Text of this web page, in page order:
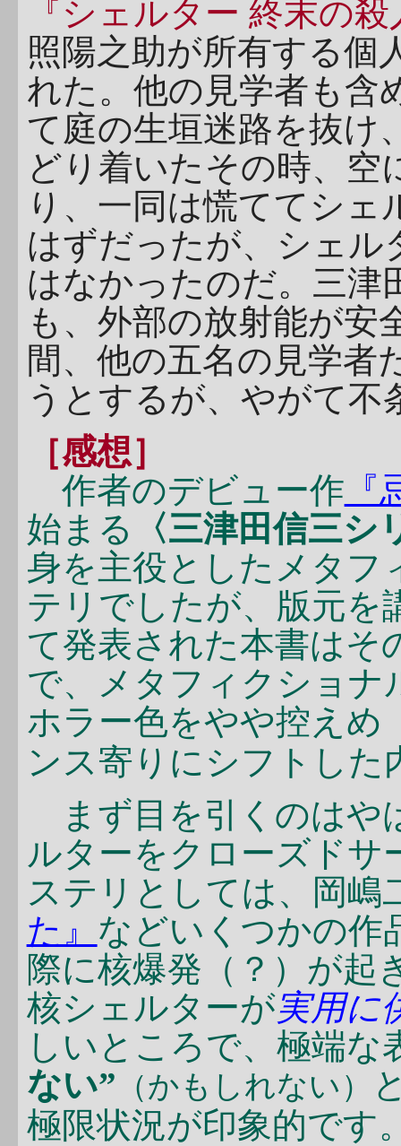
『シェルター 終末の殺
照陽之助が所有する個
れた。他の見学者も含
て庭の生垣迷路を抜け
どり着いたその時、空
り、一同は慌ててシ
はずだったが、シェル
はなかったのだ。三津
も、外部の放射能が安
間、他の五名の見学者
うとするが、やがて不
［感想］
作者のデビュー作
始まる
〈三津田信三シ
身を主役としたメタフ
テリでしたが、版元を
て発表された本書はそ
で、メタフィクショナ
ホラー色をやや控えめ
ンス寄りにシフトした
まず目を引くのはや
ルターをクローズドサ
ステリとしては、岡嶋
た』 などいくつかの作
際に核爆発（？）が起
核シェルターが実用に
しいところで、極端な
ない” （かもしれない）
極限状況が印象的です